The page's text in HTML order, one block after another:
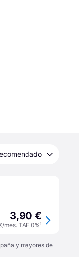
3,90 €
mes. TAE 0%¹
y mayores de